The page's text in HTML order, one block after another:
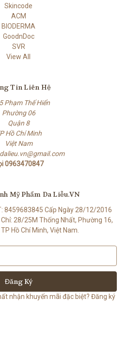
Skincode
ACM
BIODERMA
GoodnDoc
SVR
View All
Tin Liên Hệ
Phạm Thế Hiển
Phường 06
Quận 8
Hồ Chí Minh
Việt Nam
0963470847
Mỹ Phẩm Da Liễu.VN
8459683845 Cấp Ngày 28/12/2016
28/25M Thống Nhất, Phường 16,
Hồ Chí Minh, Việt Nam.
nhận khuyến mãi đặc biệt? Đăng ký